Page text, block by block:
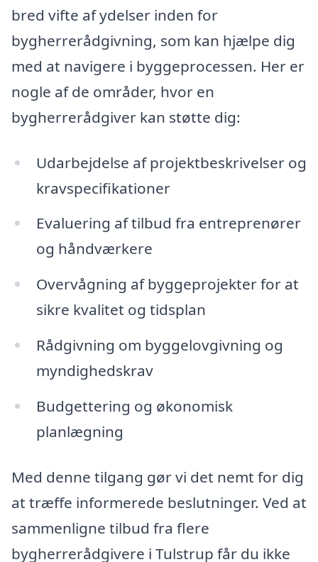
bred vifte af ydelser inden for
bygherrerådgivning, som kan hjælpe dig
med at navigere i byggeprocessen. Her er
nogle af de områder, hvor en
bygherrerådgiver kan støtte dig:
Udarbejdelse af projektbeskrivelser og
kravspecifikationer
Evaluering af tilbud fra entreprenører
og håndværkere
Overvågning af byggeprojekter for at
sikre kvalitet og tidsplan
Rådgivning om byggelovgivning og
myndighedskrav
Budgettering og økonomisk
planlægning
Med denne tilgang gør vi det nemt for dig
at træffe informerede beslutninger. Ved at
sammenligne tilbud fra flere
bygherrerådgivere i Tulstrup får du ikke